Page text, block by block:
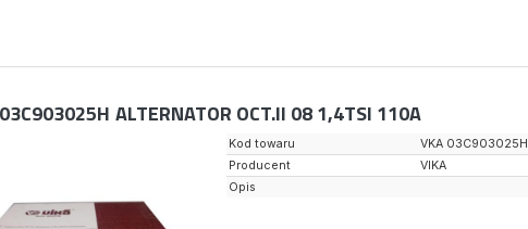
ALTERNATOR OCT.II 08 1,4TSI 110A
Kod towaru
VKA 03C903025H
Producent
VIKA
Opis